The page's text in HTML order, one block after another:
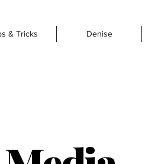
& Tricks Denise